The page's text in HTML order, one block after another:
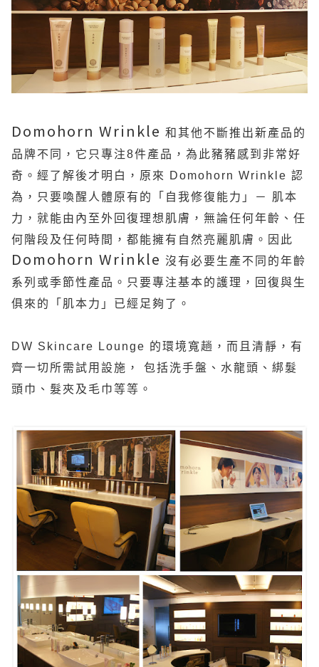
Domohorn Wrinkle 和其他不斷推出新產品的
品牌不同，它只專注8件產品，為此豬豬感到非常好
奇。經了解後才明白，原來
Domohorn Wrinkle 認
為，只要喚醒人體原有的「自我修復能力」－ 肌本
力，就能由內至外回復理想肌膚，無論任何年齡、任
何階段及任何時間，都能擁有自然亮麗肌膚。因此
Domohorn Wrinkle 沒有必要生產不同的年齡
系列或季節性產品。只要專注基本的護理，回復與生
俱來的「肌本力」已經足夠了。
DW Skincare Lounge 的環境寬趟，而且清靜，有
齊一切所需試用設施， 包括洗手盤、水龍頭、綁髮
頭巾、髮夾及毛巾等等。